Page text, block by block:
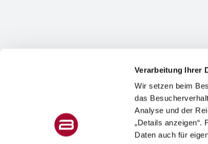
Verarbeitung Ihrer
Wir setzen beim
das
Analyse und der
„Details
Daten auch für